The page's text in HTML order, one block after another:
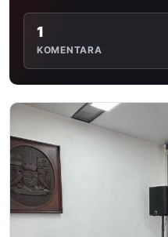
1
KOMENTARA